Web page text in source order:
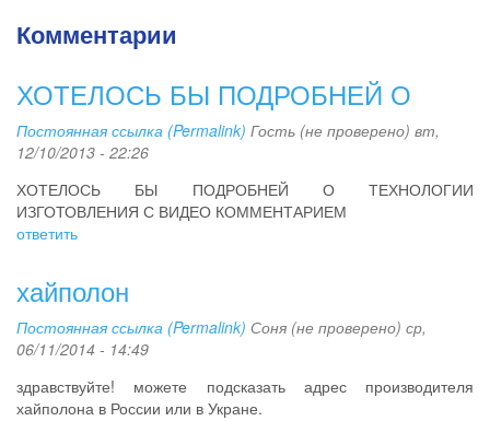
Комментарии
ХОТЕЛОСЬ БЫ ПОДРОБНЕЙ О
Постоянная ссылка (Permalink) Гость (не проверено) вт,
12/10/2013 - 22:26
ХОТЕЛОСЬ БЫ ПОДРОБНЕЙ О ТЕХНОЛОГИИ
ИЗГОТОВЛЕНИЯ С ВИДЕО КОММЕНТАРИЕМ
ответить
хайполон
Постоянная ссылка (Permalink) Соня (не проверено) ср,
06/11/2014 - 14:49
здравствуйте! можете подсказать адрес производителя
хайполона в России или в Укране.